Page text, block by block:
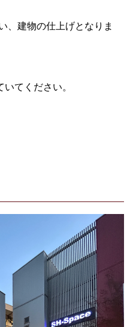
、建物の仕上げとなりま
てください。